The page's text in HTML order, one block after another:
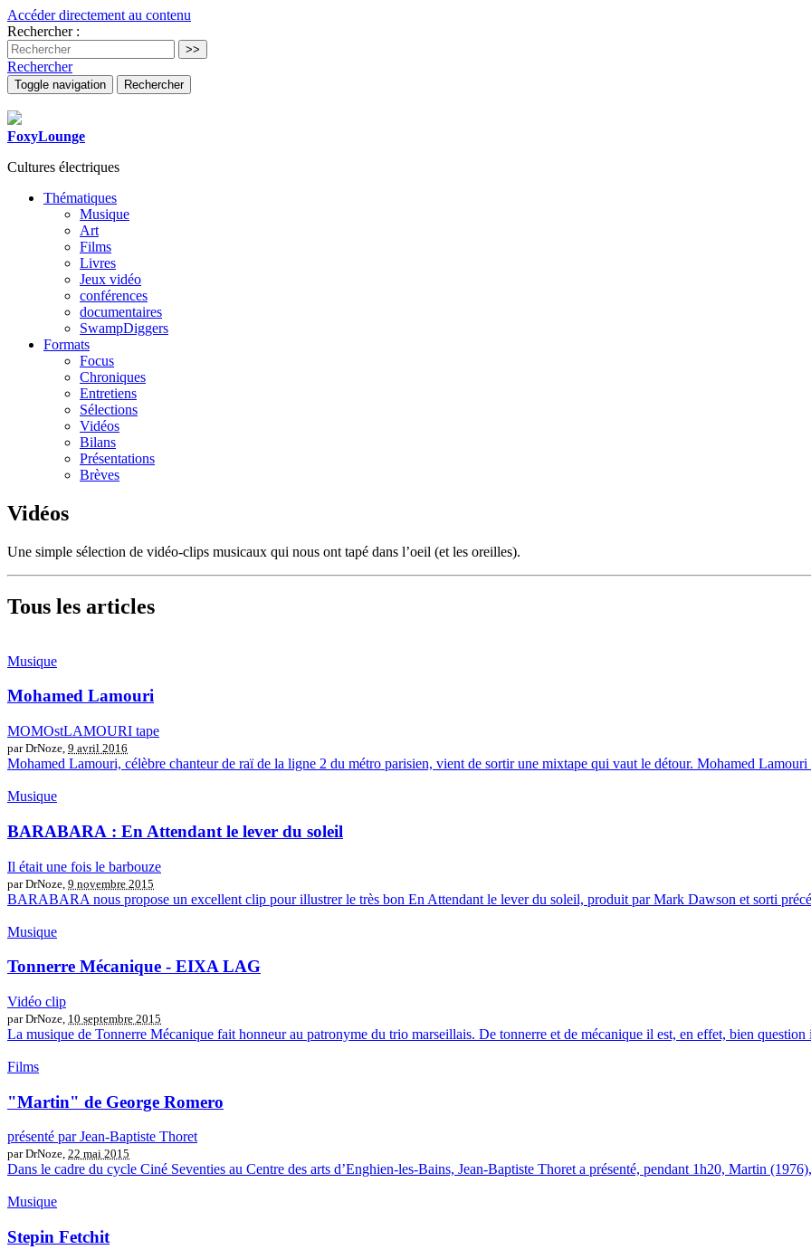
Accéder directement au contenu
Rechercher :
Rechercher
Toggle navigation Rechercher
FoxyLounge
Cultures électriques
Thématiques
Musique
Art
Films
Livres
Jeux vidéo
conférences
documentaires
SwampDiggers
Formats
Focus
Chroniques
Entretiens
Sélections
Vidéos
Bilans
Présentations
Brèves
Vidéos
Une simple sélection de vidéo-clips musicaux qui nous ont tapé dans l’oeil (et les oreilles).
Tous les articles
Musique
Mohamed Lamouri
MOMOstLAMOURI tape
par DrNoze, 9 avril 2016
Mohamed Lamouri, célèbre chanteur de raï de la ligne 2 du métro parisien, vient de sortir une mixtape qui vaut le détour. Mohamed Lamouri
Musique
BARABARA : En Attendant le lever du soleil
Il était une fois le barbouze
par DrNoze, 9 novembre 2015
BARABARA nous propose un excellent clip pour illustrer le très bon En Attendant le lever du soleil, produit par Mark Dawson et sorti
Musique
Tonnerre Mécanique - EIXA LAG
Vidéo clip
par DrNoze, 10 septembre 2015
La musique de Tonnerre Mécanique fait honneur au patronyme du trio marseillais. De tonnerre et de mécanique il est, en effet, bien question
Films
"Martin" de George Romero
présenté par Jean-Baptiste Thoret
par DrNoze, 22 mai 2015
Dans le cadre du cycle Ciné Seventies au Centre des arts d’Enghien-les-Bains, Jean-Baptiste Thoret a présenté, pendant 1h20, Martin
Musique
Stepin Fetchit